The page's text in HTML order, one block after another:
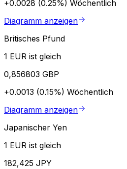
+0.0028 (0.25%) Wöchentlich
Diagramm anzeigen
Britisches Pfund
1 EUR ist gleich
0,856803 GBP
+0.0013 (0.15%) Wöchentlich
Diagramm anzeigen
Japanischer Yen
1 EUR ist gleich
182,425 JPY